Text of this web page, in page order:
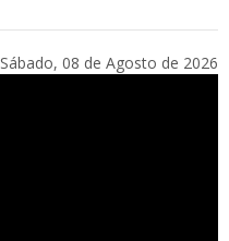
Sábado, 08 de Agosto de 2026